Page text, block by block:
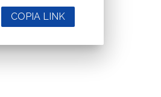
COPIA LINK